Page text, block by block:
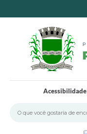
Acessibilidade